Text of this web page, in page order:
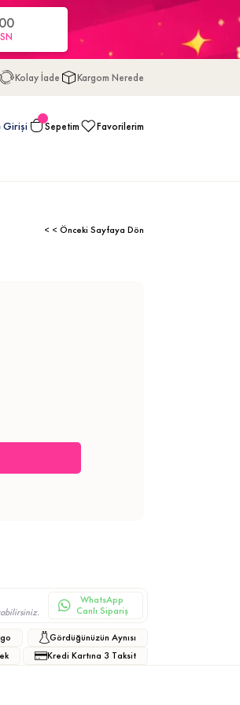
00
SN
Kolay İade Kargom Nerede
Girişi Sepetim Favorilerim
< < Önceki Sayfaya Dön
WhatsApp
Canlı Sipariş
Gördüğünüzün Aynısı
Kredi Kartına 3 Taksit